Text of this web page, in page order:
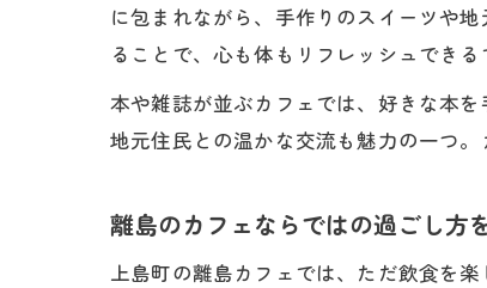
に包まれながら、手作りのスイーツや
ることで、心も体もリフレッシュできる
本や雑誌が並ぶカフェでは、好きな本
地元住民との温かな交流も魅力の一つ
離島のカフェならではの過ごし方
上島町の離島カフェでは、ただ飲食を